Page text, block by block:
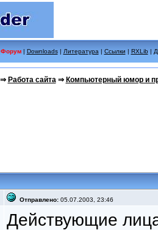
Форум | Downloads| Литература | Ссылки | RXLib |
Работа сайта⇒ Компьютерный юмор и
Отправлено:05.07.2003, 23:46
Действующие